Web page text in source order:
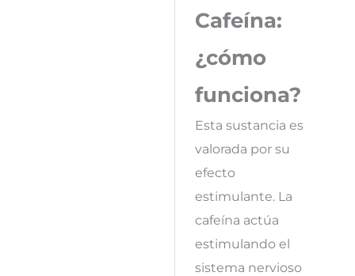
Cafeína:
¿cómo
funciona?
Esta sustancia es
valorada por su
efecto
estimulante. La
cafeína actúa
estimulando el
sistema nervioso